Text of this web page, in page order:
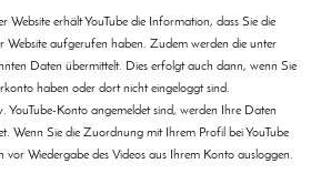
Website erhält YouTube die Information, dass Sie die
Website aufgerufen haben. Zudem werden die unter
Daten übermittelt. Dies erfolgt auch dann, wenn Sie
haben oder dort nicht eingeloggt sind.
YouTube-Konto angemeldet sind, werden Ihre Daten
Wenn Sie die Zuordnung mit Ihrem Profil bei YouTube
vor Wiedergabe des Videos aus Ihrem Konto ausloggen.